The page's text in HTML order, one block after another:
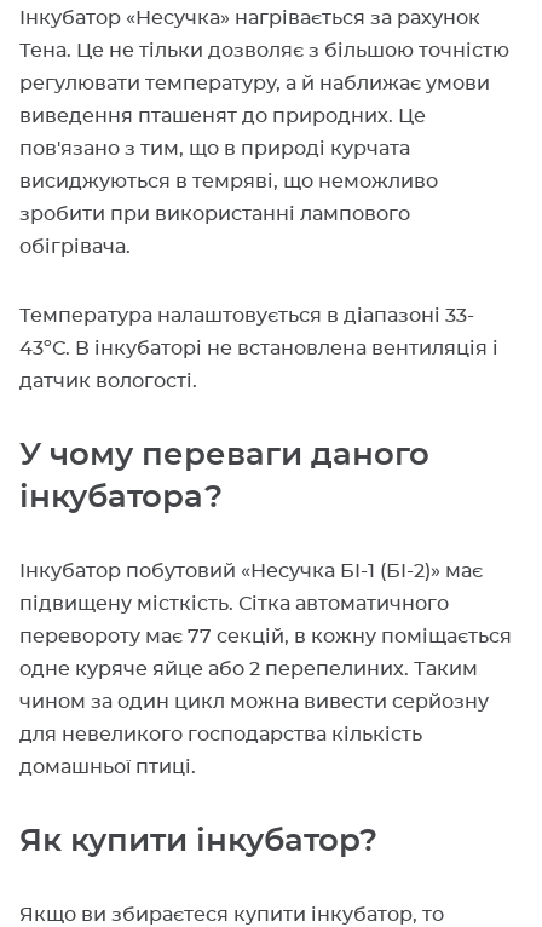
Інкубатор «Несучка» нагрівається за рахунок
Тена. Це не тільки дозволяє з більшою точністю
регулювати температуру, а й наближає умови
виведення пташенят до природних. Це
пов'язано з тим, що в природі курчата
висиджуються в темряві, що неможливо
зробити при використанні лампового
обігрівача.
Температура налаштовується в діапазоні 33-
43ºС. В інкубаторі не встановлена ​​вентиляція і
датчик вологості.
У чому переваги даного
інкубатора?
Інкубатор побутовий «Несучка БІ-1 (БІ-2)» має
підвищену місткість. Сітка автоматичного
перевороту має 77 секцій, в кожну поміщається
одне куряче яйце або 2 перепелиних. Таким
чином за один цикл можна вивести серйозну
для невеликого господарства кількість
домашньої птиці.
Як купити інкубатор?
Якщо ви збираєтеся купити інкубатор, то